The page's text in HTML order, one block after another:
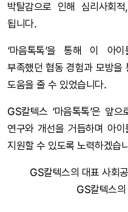
박탈감으로 인해 심리사회
됩니다.
‘마음톡톡’을 통해 이 아
부족했던 협동 경험과 모방을
도움을 줄 수 있었습니다.
GS칼텍스 ‘마음톡톡’은 앞
연구와 개선을 거듭하며 아
지원할 수 있도록 노력하겠습
GS칼텍스의 대표 사회
GS칼텍스